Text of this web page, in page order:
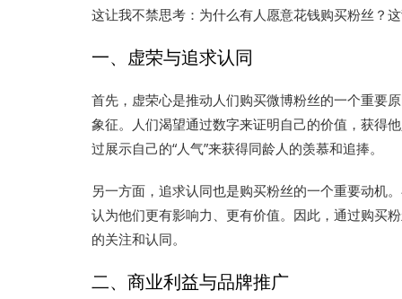
这让我不禁思考：为什么有人愿意花钱购买粉丝？
一、虚荣与追求认同
首先，虚荣心是推动人们购买微博粉丝的一个重要
象征。人们渴望通过数字来证明自己的价值，获得
过展示自己的“人气”来获得同龄人的羡慕和追捧。
另一方面，追求认同也是购买粉丝的一个重要动机
认为他们更有影响力、更有价值。因此，通过购买
的关注和认同。
二、商业利益与品牌推广